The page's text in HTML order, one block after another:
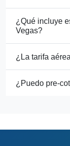
¿Qué incluye
Vegas?
¿La tarifa
¿Puedo pre-